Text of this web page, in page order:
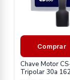
Comprar
Chave Motor
Tripolar 30a